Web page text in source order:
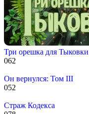
Три орешка для Тыковки
062
Он вернулся: Том III
052
Страж Кодекса